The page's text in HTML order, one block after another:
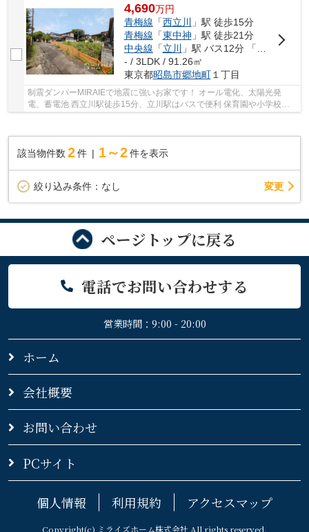
4,690万円
青梅線 「西立川
」駅 徒歩15分
青梅線 「東中神 」駅 徒歩21分
中央線 「立川
」駅 バス12分 「団地西（昭島市）」 停歩6分
- / 3LDK / 91.26㎡
東京都昭島市郷地町１丁目
制震ダンパーMIRAIEで地震に強いお家です！ オール電化、太陽光発
電、蓄電池 西立川駅徒歩15分、立川駅はバスで便利 保育園や小学校、
スーパーなどが徒歩10分内 仕様が良い納得の物件...
該当物件数 2件 1～2 件を表示
絞り込み条件： なし 変更
ページトップに戻る
電話でお問い合わせする
営業時間：9:00 - 20:00
ホーム
会社概要
お問い合わせ
PCサイト
個人情報 利用規約 アクセスマップ
Copyright(c) ミライズホーム株式会社 All rights reserved.